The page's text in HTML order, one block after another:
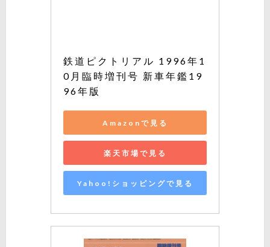
鉄道ピクトリアル 1996年1
0月臨時増刊号 新車年鑑19
96年版
Amazonで見る
楽天市場で見る
Yahoo!ショッピングで見る